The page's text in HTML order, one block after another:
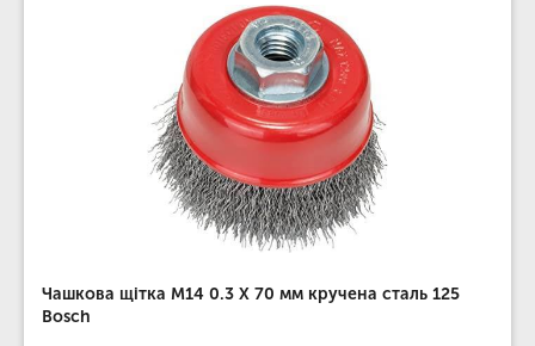
Чашкова щітка M14 0.3 X 70 мм кручена сталь 125
Bosch